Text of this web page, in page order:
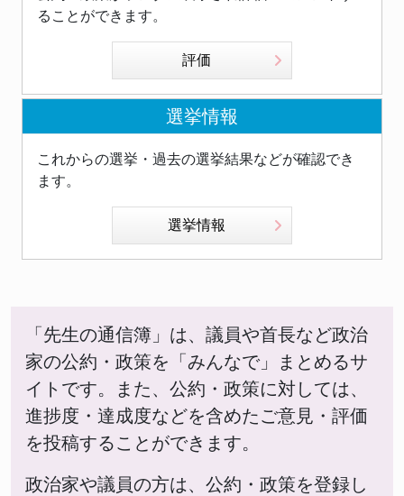
ることができます。
評価
選挙情報
これからの選挙・過去の選挙結果などが確認でき
ます。
選挙情報
「先生の通信簿」は、議員や首長など政治
家の公約・政策を「みんなで」まとめるサ
イトです。また、公約・政策に対しては、
進捗度・達成度などを含めたご意見・評価
を投稿することができます。
政治家や議員の方は、公約・政策を登録し